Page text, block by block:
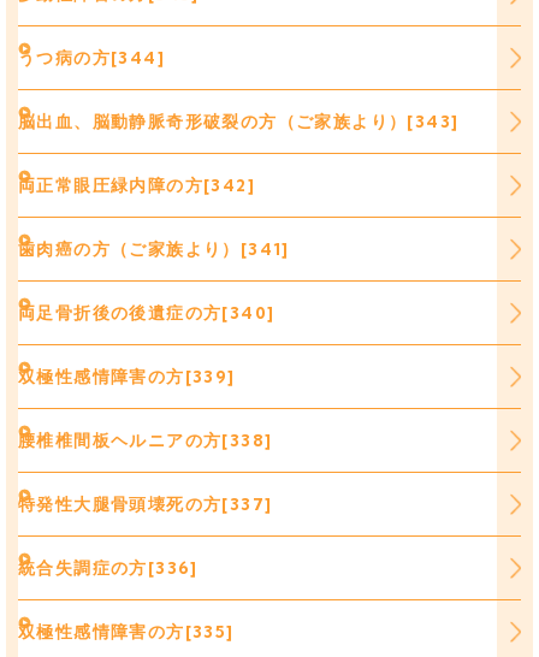
うつ病の方[344]
脳出血、脳動静脈奇形破裂の方（ご家族より）[343]
両正常眼圧緑内障の方[342]
歯肉癌の方（ご家族より）[341]
両足骨折後の後遺症の方[340]
双極性感情障害の方[339]
腰椎椎間板ヘルニアの方[338]
特発性大腿骨頭壊死の方[337]
統合失調症の方[336]
双極性感情障害の方[335]